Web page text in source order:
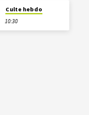
Culte hebdo
10:30